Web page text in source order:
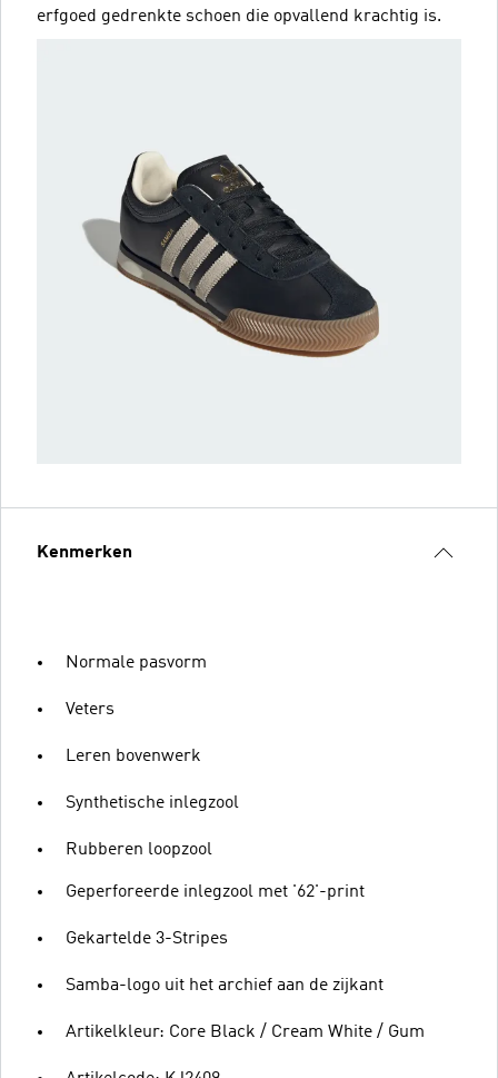
erfgoed gedrenkte schoen die opvallend krachtig is.
Kenmerken
Normale pasvorm
Veters
Leren bovenwerk
Synthetische inlegzool
Rubberen loopzool
Geperforeerde inlegzool met '62'-print
Gekartelde 3-Stripes
Samba-logo uit het archief aan de zijkant
Artikelkleur: Core Black / Cream White / Gum